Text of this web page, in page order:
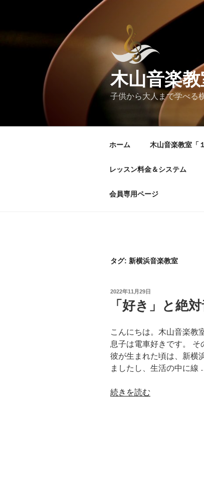
木山音楽
子供から大人まで学べる
ホーム 木山音楽教室「
レッスン料金＆システム
会員専用ページ
タグ: 新横浜音楽教室
投
日:
2022年11月29日
「好き」と絶
こんにちは。木山音楽教
息子は電車好きです。 そ
彼が生まれた頃は、新横
ましたし、生活の中に線
“「好
続きを読む